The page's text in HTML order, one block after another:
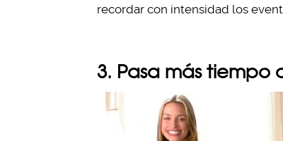
recordar con intensidad los
3. Pasa más tiempo